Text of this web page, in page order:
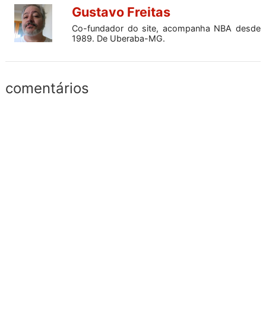
Gustavo Freitas
Co-fundador do site, acompanha NBA desde
1989. De Uberaba-MG.
comentários